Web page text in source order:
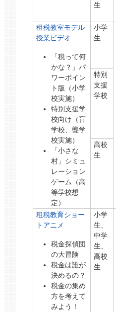
生
租税教室モデル
授業ビデオ
「税って何
かな？」パ
ワーポイン
ト版（小学
校実施）
特別支援学
校向け（盲
学校、聾学
校実施）
「小さな
村」シミュ
レーション
ゲーム（高
等学校想
定）
小学
生
特別
支援
学校
高校
生
租税教育ショー
トアニメ
税金探偵団
の大冒険
税金は誰が
決めるの？
税金の集め
方を考えて
みよう！
小学
生、
中学
生、
高校
生